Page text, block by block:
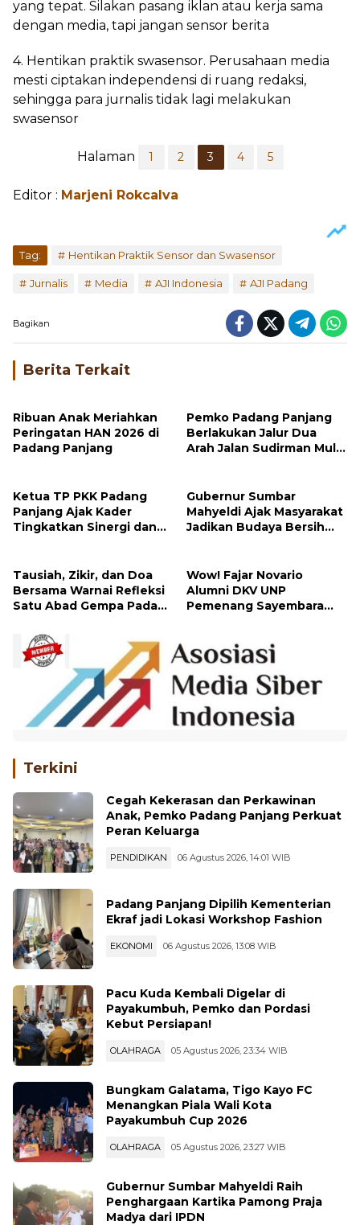
yang tepat. Silakan pasang iklan atau kerja sama
dengan media, tapi jangan sensor berita
4. Hentikan praktik swasensor. Perusahaan media
mesti ciptakan independensi di ruang redaksi,
sehingga para jurnalis tidak lagi melakukan
swasensor
Halaman 1 2 3 4 5
Editor : Marjeni Rokcalva
Tag: Hentikan Praktik Sensor dan Swasensor
Jurnalis Media AJI Indonesia AJI Padang
Bagikan
Berita Terkait
Ribuan Anak Meriahkan
Peringatan HAN 2026 di
Padang Panjang
Pemko Padang Panjang
Berlakukan Jalur Dua
Arah Jalan Sudirman Mulai
Ketua TP PKK Padang
Panjang Ajak Kader
Tingkatkan Sinergi dan
Gubernur Sumbar
Mahyeldi Ajak Masyarakat
Jadikan Budaya Bersih
Tausiah, Zikir, dan Doa
Bersama Warnai Refleksi
Satu Abad Gempa Padang
Wow! Fajar Novario
Alumni DKV UNP
Pemenang Sayembara
Terkini
Cegah Kekerasan dan Perkawinan
Anak, Pemko Padang Panjang Perkuat
Peran Keluarga
PENDIDIKAN 06 Agustus 2026, 14:01 WIB
Padang Panjang Dipilih Kementerian
Ekraf jadi Lokasi Workshop Fashion
EKONOMI 06 Agustus 2026, 13:08 WIB
Pacu Kuda Kembali Digelar di
Payakumbuh, Pemko dan Pordasi
Kebut Persiapan!
OLAHRAGA 05 Agustus 2026, 23:34 WIB
Bungkam Galatama, Tigo Kayo FC
Menangkan Piala Wali Kota
Payakumbuh Cup 2026
OLAHRAGA 05 Agustus 2026, 23:27 WIB
Gubernur Sumbar Mahyeldi Raih
Penghargaan Kartika Pamong Praja
Madya dari IPDN